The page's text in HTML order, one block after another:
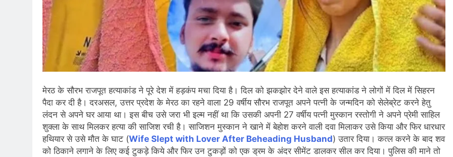
मेरठ के सौरभ राजपूत हत्याकांड ने पूरे देश में हड़कंप मचा दिया है। दिल को झकझोर देने वाले इस हत्याकांड ने लोगों में दिल में सिहरन
पैदा कर दी है। दरअसल, उत्तर प्रदेश के मेरठ का रहने वाला 29 वर्षीय सौरभ राजपूत अपने पत्नी के जन्मदिन को सेलेब्रेट करने हेतु
लंदन से अपने घर आया था। इस बीच उसे जरा भी इल्म नहीं था कि उसकी अपनी 27 वर्षीय पत्नी मुस्कान रस्तोगी ने अपने प्रेमी साहिल
शुक्ला के साथ मिलकर हत्या की साजिश रची है। साजिशन मुस्कान ने खाने में बेहोश करने वाली दवा मिलाकर उसे किया और फिर धारधार
हथियार से उसे मौत के घाट (Wife Slept with Lover After Beheading Husband) उतार दिया। कत्ल करने के बाद शव
को ठिकाने लगाने के लिए कई टुकड़े किये और फिर उन टुकड़ों को एक ड्रम के अंदर सीमेंट डालकर सील कर दिया। पुलिस की माने तो